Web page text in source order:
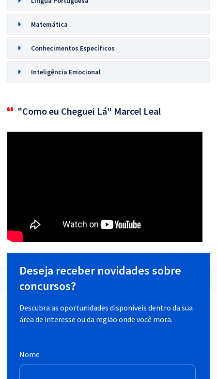
Matemática
Conhecimentos Específicos
Inteligência Emocional
"Como eu Cheguei Lá" Marcel Leal
Deseja receber novidades sobre
concursos?
Descubra as oportunidades disponíveis dentro da sua
área de interesse ou da região onde você mora.
Nome